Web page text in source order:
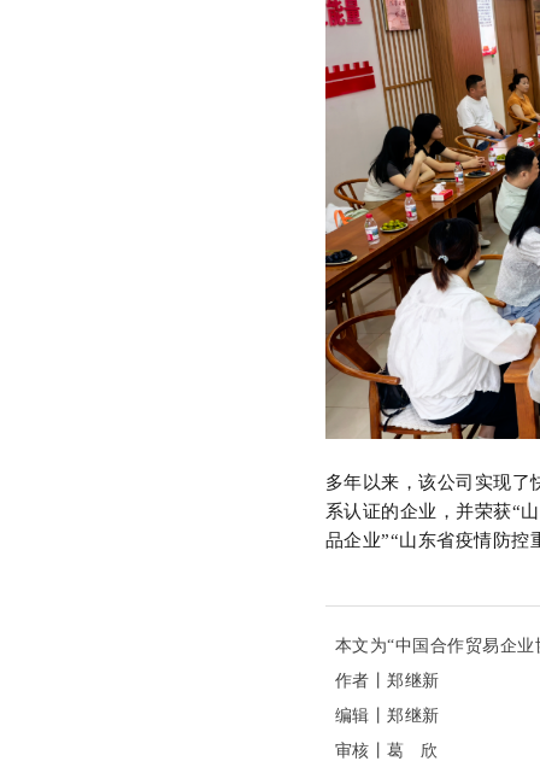
多年以来，该公司实现了
系认证的企业，并荣获“
品企业”“山东省疫情防控
本文为“中国合作贸易企
作者丨郑继新
编辑丨 郑继新
审核丨 葛 欣